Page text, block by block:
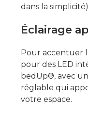
dans la
Éclairage
Pour accentuer
pour des LED
bedUp®, avec
réglable qui
votre espace.